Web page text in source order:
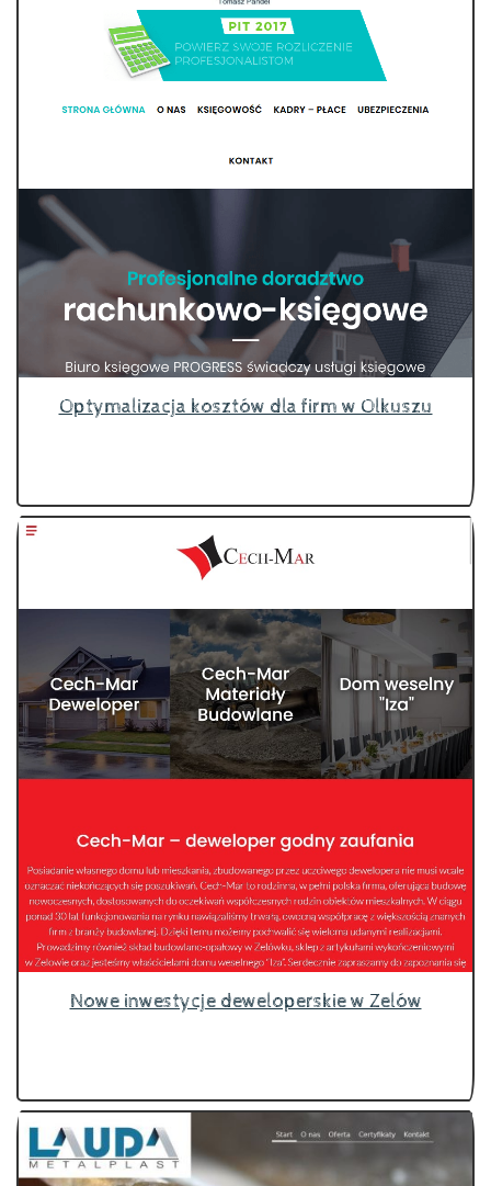
Optymalizacja kosztów dla firm w Olkuszu
Nowe inwestycje deweloperskie w Zelów